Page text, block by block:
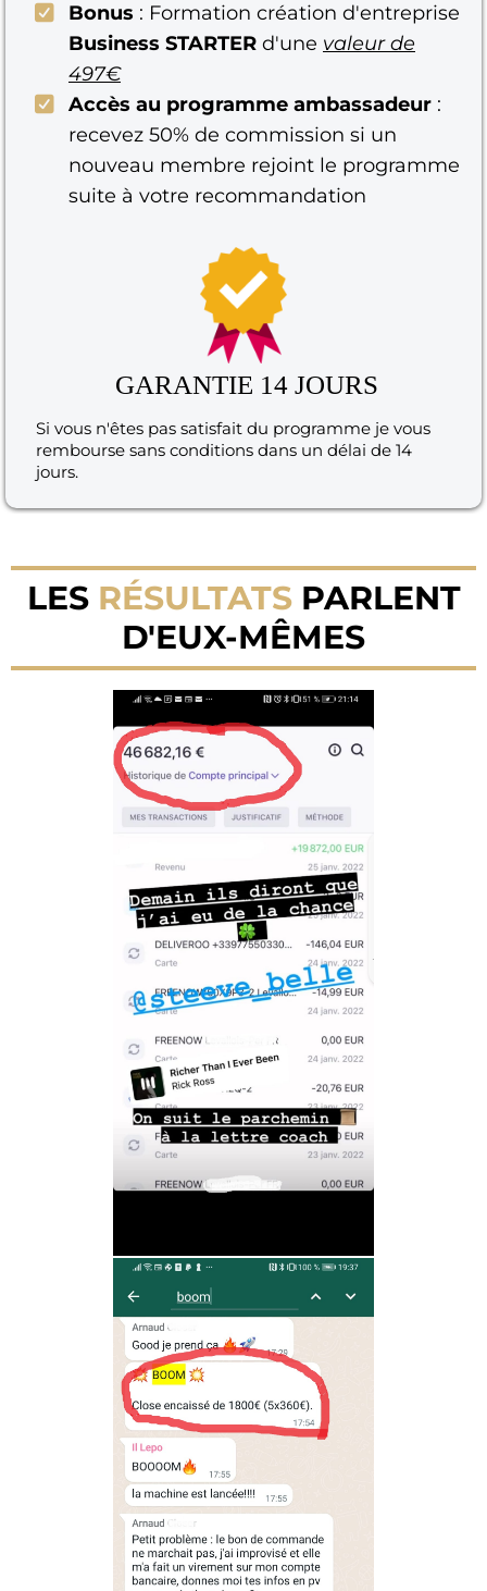
Bonus : Formation création d'entreprise
Business STARTER d'une valeur de
497€
Accès au programme ambassadeur :
recevez 50% de commission si un
nouveau membre rejoint le programme
suite à votre recommandation
GARANTIE 14 JOURS
Si vous n'êtes pas satisfait du programme je vous
rembourse sans conditions dans un délai de 14
jours.
LES RÉSULTATS PARLENT
D'EUX-MÊMES